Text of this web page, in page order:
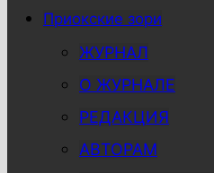
Приокские зори
ЖУРНАЛ
О ЖУРНАЛЕ
РЕДАКЦИЯ
АВТОРАМ